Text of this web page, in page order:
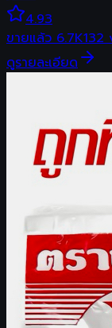
4.93
ขายแล้ว6.7K132
ดูรายละเอียด